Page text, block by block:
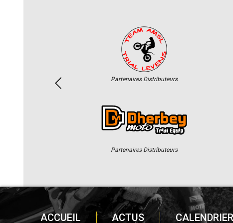
Partenaires Distributeurs
Partenaires Distributeurs
ACCUEIL ACTUS CALENDRIER